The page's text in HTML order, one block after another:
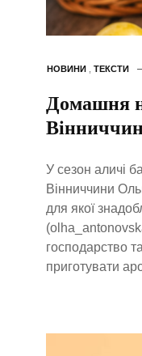
НОВИНИ ТЕКСТИ
Домашня
У сезон аличі
Вінниччини
для якої
господарство
приготувати